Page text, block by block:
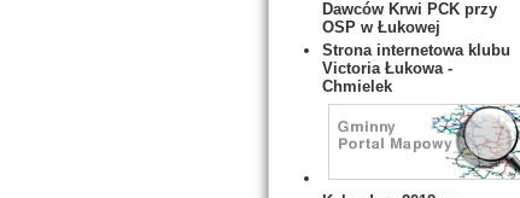
Dawców Krwi PCK przy
OSP w Łukowej
Strona internetowa klubu
Victoria Łukowa -
Chmielek